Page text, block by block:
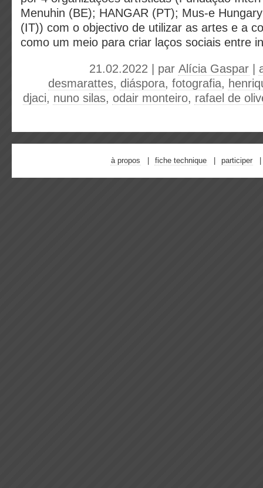
Menuhin (BE); HANGAR (PT); Mus-e
(IT)) com o objectivo de utilizar as artes e a
como um meio para criar laços sociais entre
21.02.2022 | par Alícia Gaspar
desmarattes, diáspora, fotografia,
djaci, nuno silas, odair monteiro, rafael de
à propos fiche technique participer